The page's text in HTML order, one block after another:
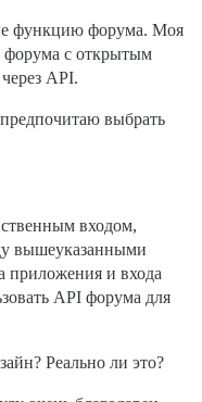
функцию форума. Моя
форума с открытым
API.
выбрать
входом,
вышеуказанными
приложения и входа
API форума для
Реально ли это?